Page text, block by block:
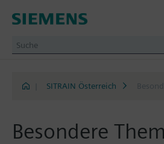
SITRAIN Österreich
Besondere